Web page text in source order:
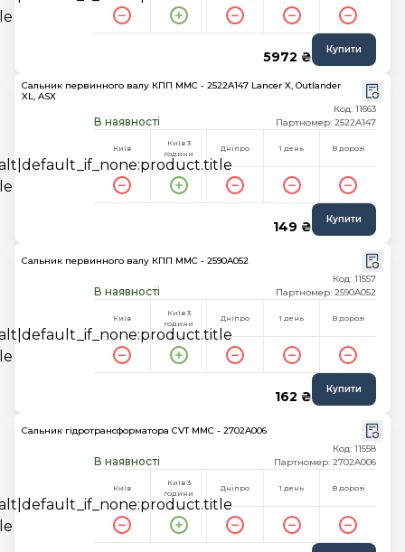
5972 ₴ Купити
Сальник первинного валу КПП MMC - 2522A147 Lancer X, Outlander
XL, ASX
В наявності
Код: 11663
Партномер: 2522A147
Київ
Київ 3
години
Дніпро 1 день В дорозі
149 ₴ Купити
Сальник первинного валу КПП MMC - 2590A052
В наявності
Код: 11557
Партномер: 2590A052
Київ
Київ 3
години
Дніпро 1 день В дорозі
162 ₴ Купити
Сальник гідротрансформатора CVT MMC - 2702A006
В наявності
Код: 11558
Партномер: 2702A006
Київ
Київ 3
години
Дніпро 1 день В дорозі